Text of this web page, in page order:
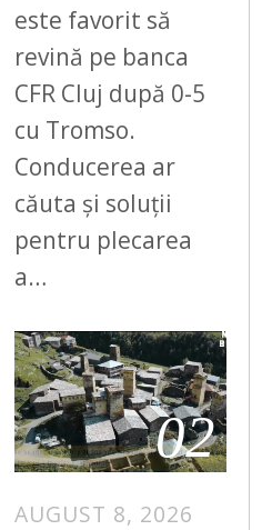
este favorit să
revină pe banca
CFR Cluj după 0-5
cu Tromso.
Conducerea ar
căuta și soluții
pentru plecarea
a…
02
AUGUST 8, 2026